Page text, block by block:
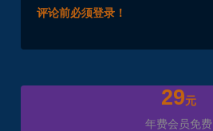
评论前必须登录！
29元
年费会员免费